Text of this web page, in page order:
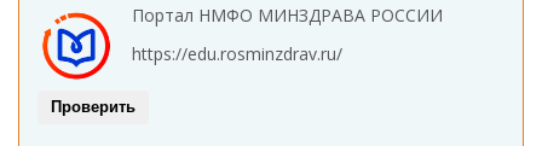
Портал НМФО МИНЗДРАВА РОССИИ
https://edu.rosminzdrav.ru/
Проверить